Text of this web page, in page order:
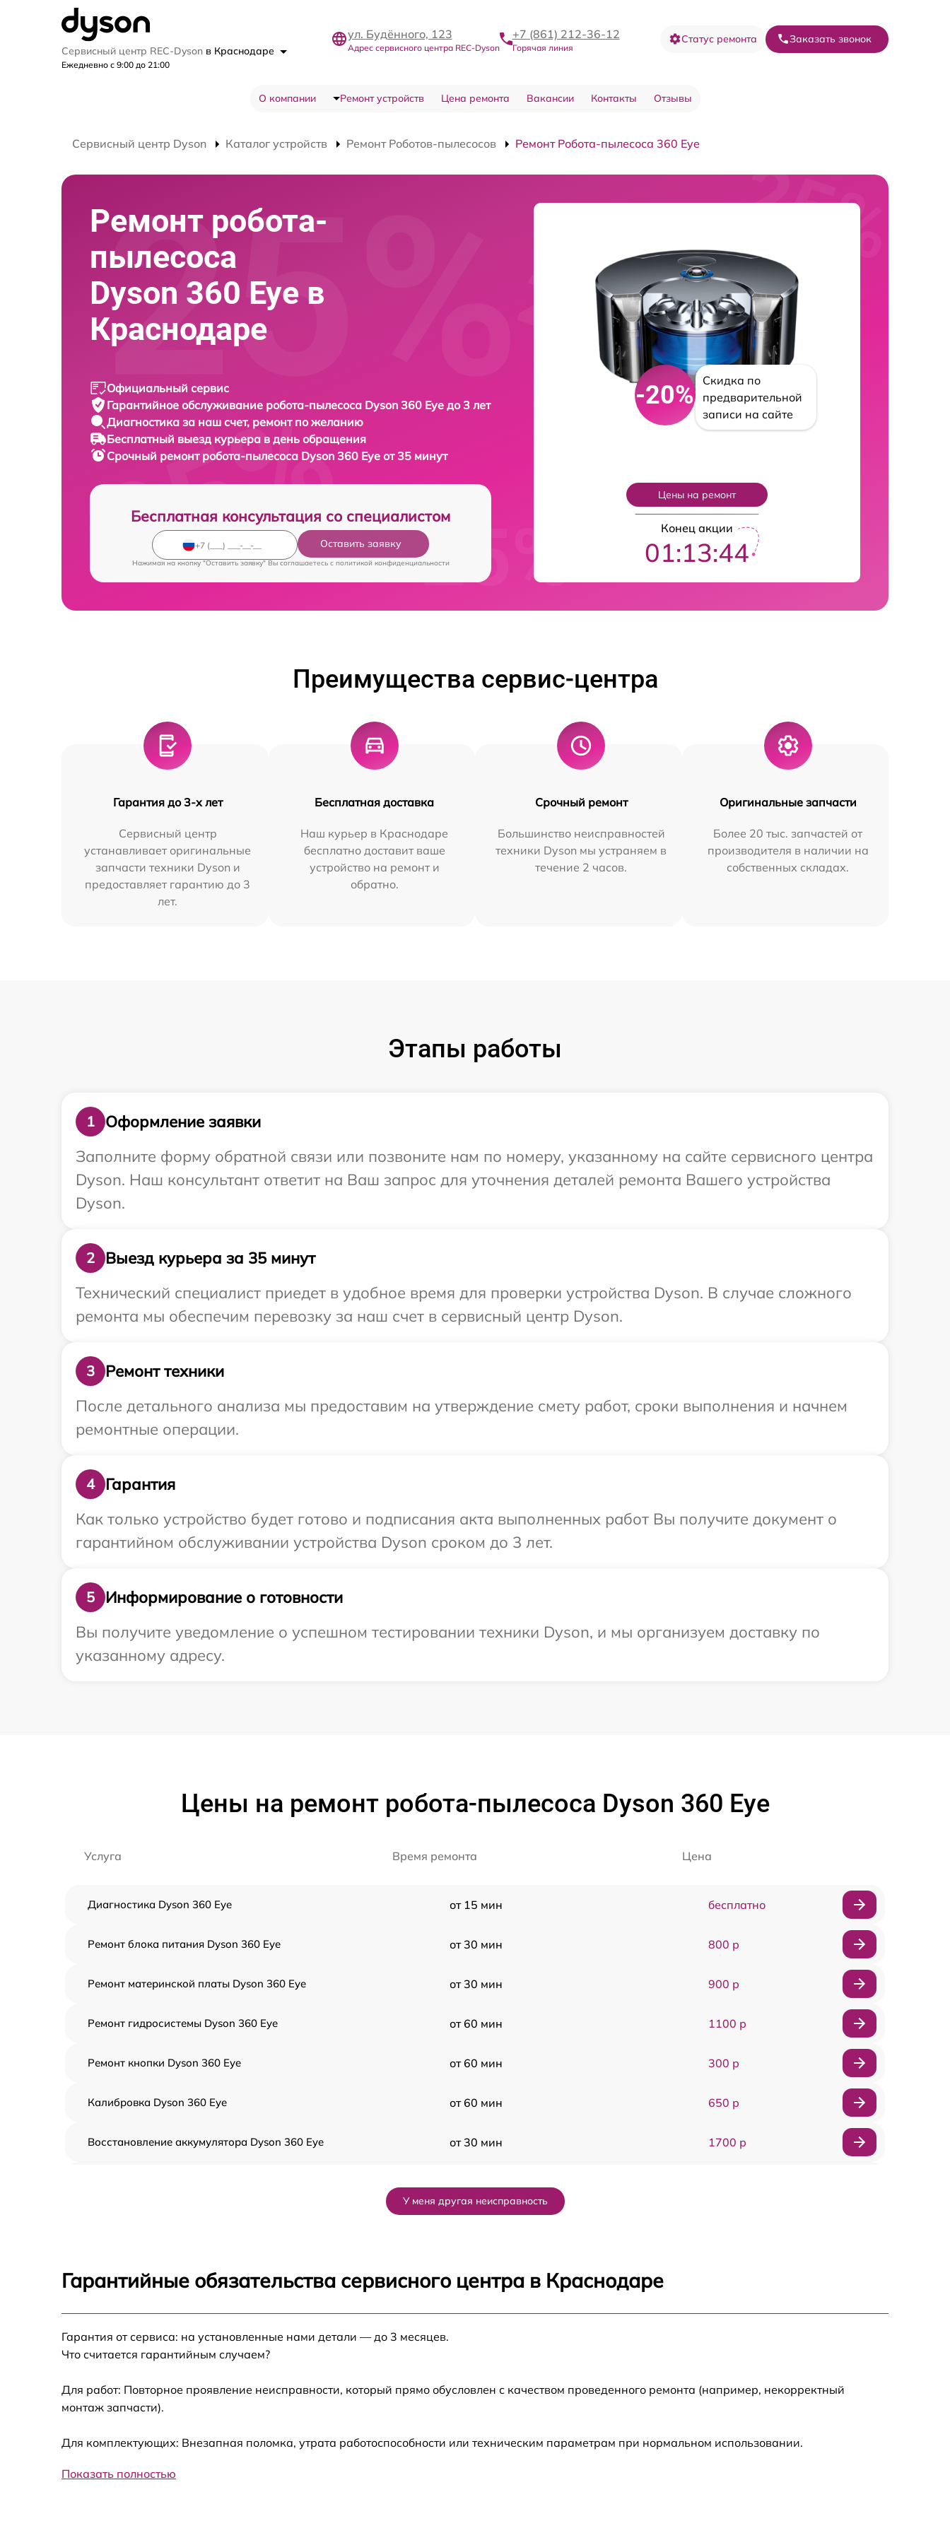
Сервисный центр REC-Dyson в Краснодаре
Ежедневно с 9:00 до 21:00
ул. Будённого, 123
Адрес сервисного центра REC-Dyson
+7 (861) 212-36-12
Горячая линия
Статус ремонта Заказать звонок
О компании Ремонт устройств Цена ремонта Вакансии Контакты Отзывы
Сервисный центр Dyson Каталог устройств Ремонт Роботов-пылесосов Ремонт Робота-пылесоса 360 Eye
Ремонт робота-
пылесоса
Dyson 360 Eye в
Краснодаре
Официальный сервис
Гарантийное обслуживание робота-пылесоса Dyson 360 Eye до 3 лет
Диагностика за наш счет, ремонт по желанию
Бесплатный выезд курьера в день обращения
Срочный ремонт робота-пылесоса Dyson 360 Eye от 35 минут
Бесплатная консультация со специалистом
Оставить заявку
Нажимая на кнопку "Оставить заявку" Вы соглашаетесь c политикой конфиденциальности
-20%
Скидка по
предварительной
записи на сайте
Цены на ремонт
Конец акции
01:13:43
Преимущества сервис-центра
Гарантия до 3-х лет
Сервисный центр
устанавливает оригинальные
запчасти техники Dyson и
предоставляет гарантию до 3
лет.
Бесплатная доставка
Наш курьер в Краснодаре
бесплатно доставит ваше
устройство на ремонт и
обратно.
Срочный ремонт
Большинство неисправностей
техники Dyson мы устраняем в
течение 2 часов.
Оригинальные запчасти
Более 20 тыс. запчастей от
производителя в наличии на
собственных складах.
Этапы работы
1
Оформление заявки
Заполните форму обратной связи или позвоните нам по номеру, указанному на сайте сервисного центра
Dyson. Наш консультант ответит на Ваш запрос для уточнения деталей ремонта Вашего устройства
Dyson.
2
Выезд курьера за 35 минут
Технический специалист приедет в удобное время для проверки устройства Dyson. В случае сложного
ремонта мы обеспечим перевозку за наш счет в сервисный центр Dyson.
3
Ремонт техники
После детального анализа мы предоставим на утверждение смету работ, сроки выполнения и начнем
ремонтные операции.
4
Гарантия
Как только устройство будет готово и подписания акта выполненных работ Вы получите документ о
гарантийном обслуживании устройства Dyson сроком до 3 лет.
5
Информирование о готовности
Вы получите уведомление о успешном тестировании техники Dyson, и мы организуем доставку по
указанному адресу.
Цены на ремонт робота-пылесоса Dyson 360 Eye
Услуга Время ремонта Цена
Диагностика Dyson 360 Eye от 15 мин бесплатно
Ремонт блока питания Dyson 360 Eye от 30 мин 800 р
Ремонт материнской платы Dyson 360 Eye от 30 мин 900 р
Ремонт гидросистемы Dyson 360 Eye от 60 мин 1100 р
Ремонт кнопки Dyson 360 Eye от 60 мин 300 р
Калибровка Dyson 360 Eye от 60 мин 650 р
Восстановление аккумулятора Dyson 360 Eye от 30 мин 1700 р
Ремонт цепи питания Dyson 360 Eye
У меня другая неисправность
Гарантийные обязательства сервисного центра в Краснодаре
Гарантия от сервиса: на установленные нами детали — до 3 месяцев.
Что считается гарантийным случаем?
Для работ: Повторное проявление неисправности, который прямо обусловлен с качеством проведенного ремонта (например, некорректный
монтаж запчасти).
Для комплектующих: Внезапная поломка, утрата работоспособности или техническим параметрам при нормальном использовании.
Показать полностью